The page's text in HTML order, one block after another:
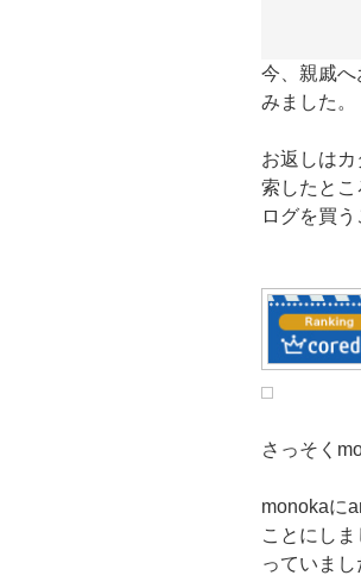
今、親戚
みました。
お返しは
索したと
ログを買う
さっそく
monokaに
ことにし
っていま